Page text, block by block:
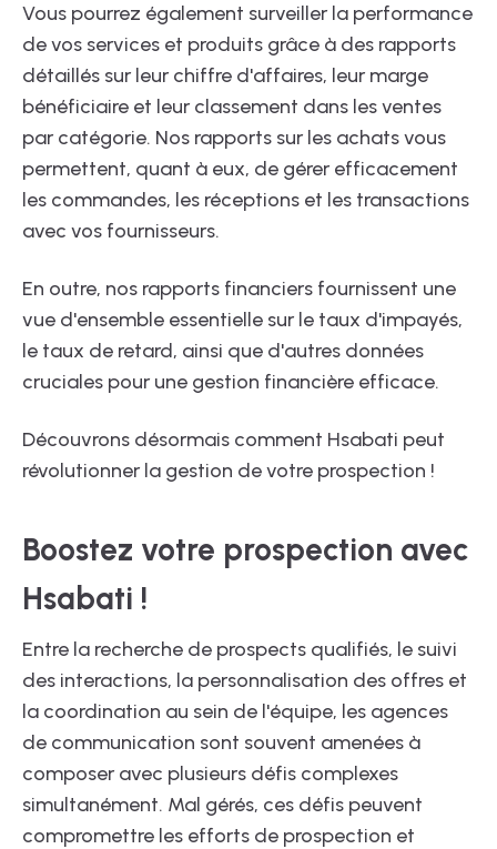
Vous pourrez également surveiller la performance
de vos services et produits grâce à des rapports
détaillés sur leur chiffre d'affaires, leur marge
bénéficiaire et leur classement dans les ventes
par catégorie. Nos rapports sur les achats vous
permettent, quant à eux, de gérer efficacement
les commandes, les réceptions et les transactions
avec vos fournisseurs.
En outre, nos rapports financiers fournissent une
vue d'ensemble essentielle sur le taux d'impayés,
le taux de retard, ainsi que d'autres données
cruciales pour une gestion financière efficace.
Découvrons désormais comment Hsabati peut
révolutionner la gestion de votre prospection !
Boostez votre prospection avec
Hsabati !
Entre la recherche de prospects qualifiés, le suivi
des interactions, la personnalisation des offres et
la coordination au sein de l'équipe, les agences
de communication sont souvent amenées à
composer avec plusieurs défis complexes
simultanément. Mal gérés, ces défis peuvent
compromettre les efforts de prospection et